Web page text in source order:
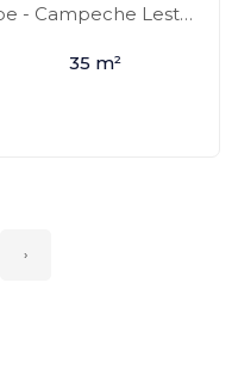
Leste, Florianópolis-SC
35 m²
›